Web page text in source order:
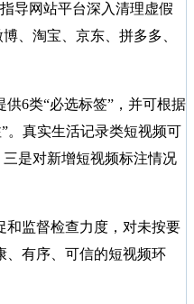
导网站平台深入清理虚假
、淘宝、京东、拼多多、
6类“必选标签”，并可根据
。真实生活记录类短视频可
是对新增短视频标注情况
监督检查力度，对未按要
、有序、可信的短视频环